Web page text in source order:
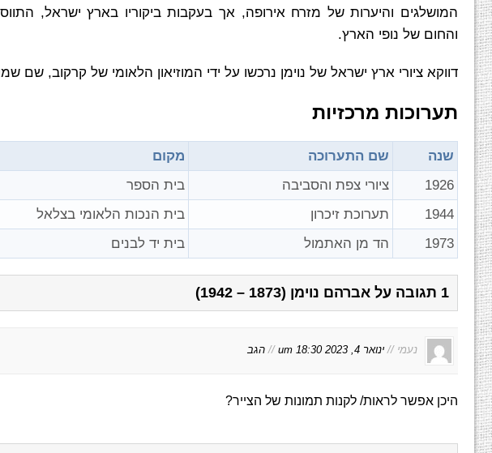
המושלגים והיערות של מזרח אירופה, אך בעקבות ביקוריו בארץ ישראל,
והחום של נופי הארץ.
דווקא ציורי ארץ ישראל של נוימן נרכשו על ידי המוזיאון הלאומי של קרקוב, שם
תערוכות מרכזיות
שנה שם התערוכה מקום
1926
ציורי צפת והסביבה בית הספר
1944
תערוכת זיכרון בית הנכות הלאומי בצלאל
1973
הד מן האתמול בית יד לבנים
1 תגובה על אברהם נוימן (1873 – 1942)
נעמי // ינואר 4, 2023 um 18:30 // הגב
היכן אפשר לראות/ לקנות תמונות של הצייר?